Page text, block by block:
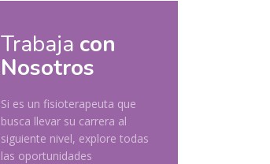
Trabaja con
Nosotros
Si es un fisioterapeuta que
busca llevar su carrera al
siguiente nivel, explore todas
las oportunidades